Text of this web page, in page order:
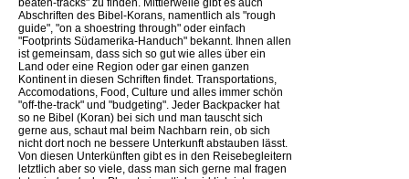
Abschriften des Bibel-Korans, namentlich als "rough
guide", "on a shoestring through" oder einfach
"Footprints Südamerika-Handuch" bekannt. Ihnen allen
ist gemeinsam, dass sich so gut wie alles über ein
Land oder eine Region oder gar einen ganzen
Kontinent in diesen Schriften findet. Transportations,
Accomodations, Food, Culture und alles immer schön
"off-the-track" und "budgeting". Jeder Backpacker hat
so ne Bibel (Koran) bei sich und man tauscht sich
gerne aus, schaut mal beim Nachbarn rein, ob sich
nicht dort noch ne bessere Unterkunft abstauben lässt.
Von diesen Unterkünften gibt es in den Reisebegleitern
letztlich aber so viele, dass man sich gerne mal fragen